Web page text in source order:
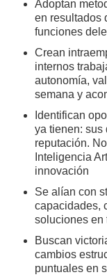
Adoptan
en resultados
funciones
Crean
internos
autonomía,
semana y
Identifican
ya tienen: sus
reputación.
Inteligencia
innovación
Se alían con
capacidades,
soluciones en
Buscan
cambios
puntuales en